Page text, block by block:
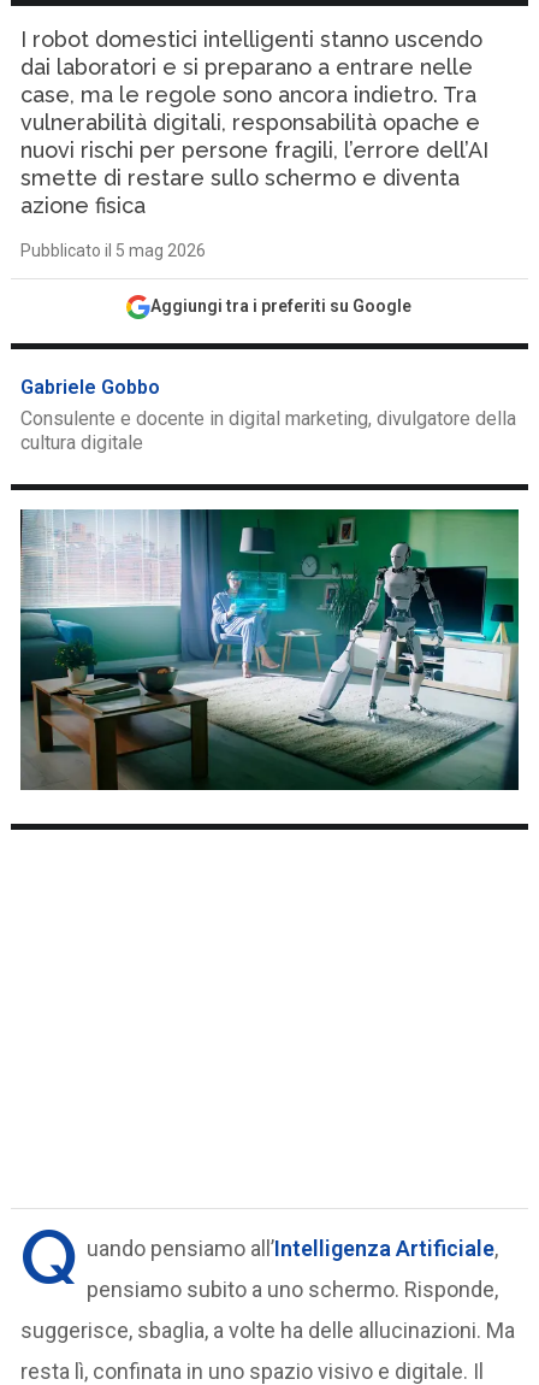
I robot domestici intelligenti stanno uscendo
dai laboratori e si preparano a entrare nelle
case, ma le regole sono ancora indietro. Tra
vulnerabilità digitali, responsabilità opache e
nuovi rischi per persone fragili, l’errore dell’AI
smette di restare sullo schermo e diventa
azione fisica
Pubblicato il 5 mag 2026
Aggiungi tra i preferiti su Google
Gabriele Gobbo
Consulente e docente in digital marketing, divulgatore della
cultura digitale
Q uando pensiamo all’Intelligenza Artificiale,
pensiamo subito a uno schermo. Risponde,
suggerisce, sbaglia, a volte ha delle allucinazioni. Ma
resta lì, confinata in uno spazio visivo e digitale. Il